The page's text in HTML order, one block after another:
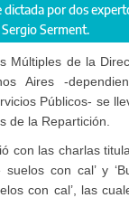
Javier
Múltiples de la
Aires -
Públicos- se
de la Repartición.
con las charlas
con cal’ y
con cal’, las